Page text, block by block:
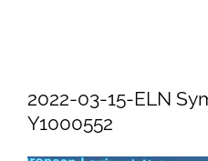
2022-03-15-ELN
Y1000552